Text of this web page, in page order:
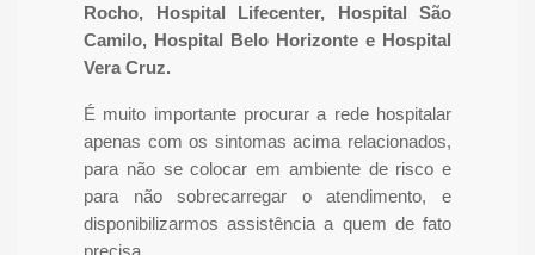
Rocho, Hospital Lifecenter, Hospital São
Camilo, Hospital Belo Horizonte e Hospital
Vera Cruz.
É muito importante procurar a rede hospitalar
apenas com os sintomas acima relacionados,
para não se colocar em ambiente de risco e
para não sobrecarregar o atendimento, e
disponibilizarmos assistência a quem de fato
precisa.